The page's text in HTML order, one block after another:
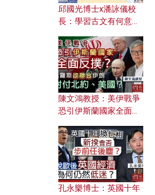
邱國光博士x潘詠儀校
長：學習古文有何意
文之美？ 日常寫作如何
應用？
陳文鴻教授：美伊戰爭
恐引伊斯蘭國家全面反
對付北約美國？
孔永樂博士：英國十年